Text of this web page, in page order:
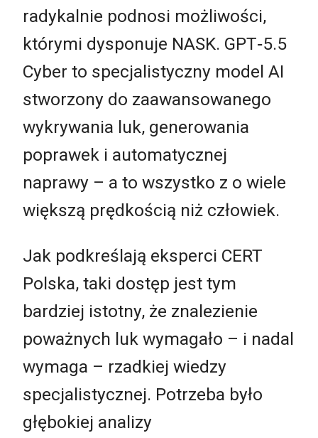
radykalnie podnosi możliwości,
którymi dysponuje NASK. GPT‑5.5
Cyber to specjalistyczny model AI
stworzony do zaawansowanego
wykrywania luk, generowania
poprawek i automatycznej
naprawy – a to wszystko z o wiele
większą prędkością niż człowiek.
Jak podkreślają eksperci CERT
Polska, taki dostęp jest tym
bardziej istotny, że znalezienie
poważnych luk wymagało – i nadal
wymaga – rzadkiej wiedzy
specjalistycznej. Potrzeba było
głębokiej analizy